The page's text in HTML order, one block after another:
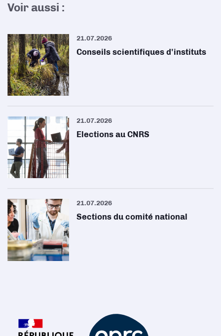
Voir aussi :
21.07.2026
Conseils scientifiques d'instituts
21.07.2026
Elections au CNRS
21.07.2026
Sections du comité national